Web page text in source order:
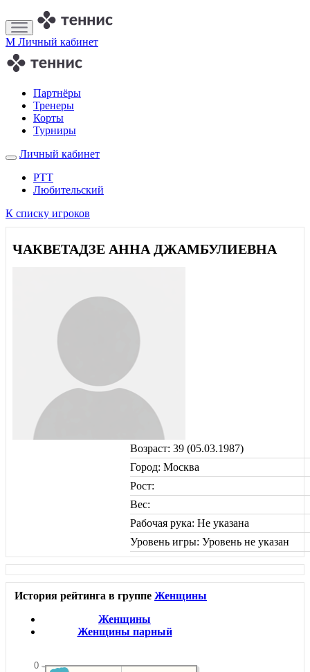
M Личный кабинет
Партнёры
Тренеры
Корты
Турниры
Личный кабинет
РТТ
Любительский
К списку игроков
ЧАКВЕТАДЗЕ АННА ДЖАМБУЛИЕВНА
Возраст: 39 (05.03.1987)
Город: Москва
Рост:
Вес:
Рабочая рука: Не указана
Уровень игры: Уровень не указан
История рейтинга в группе Женщины
Женщины
Женщины парный
0